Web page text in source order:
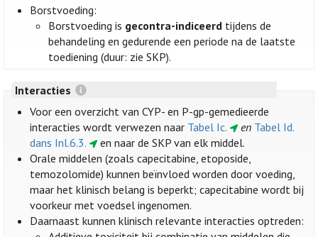
Borstvoeding:
Borstvoeding is gecontra-indiceerd tijdens de
behandeling en gedurende een periode na de laatste
toediening (duur: zie SKP).
Interacties
Voor een overzicht van CYP- en P-gp-gemedieerde
interacties wordt verwezen naar Tabel Ic. en Tabel Id.
dans Inl.6.3.
en naar de SKP van elk middel.
Orale middelen (zoals capecitabine, etoposide,
temozolomide) kunnen beïnvloed worden door voeding,
maar het klinisch belang is beperkt; capecitabine wordt bij
voorkeur met voedsel ingenomen.
Daarnaast kunnen klinisch relevante interacties optreden: